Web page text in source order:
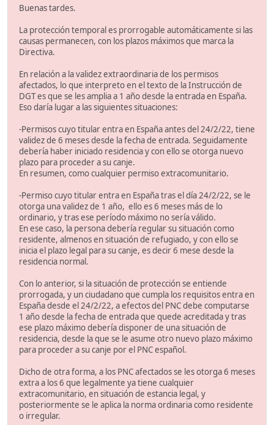
Buenas tardes.
La protección temporal es prorrogable automáticamente si las
causas permanecen, con los plazos máximos que marca la
Directiva.
En relación a la validez extraordinaria de los permisos
afectados, lo que interpreto en el texto de la Instrucción de
DGT es que se les amplia a 1 año desde la entrada en España.
Eso daría lugar a las siguientes situaciones:
-Permisos cuyo titular entra en España antes del 24/2/22, tiene
validez de 6 meses desde la fecha de entrada. Seguidamente
debería haber iniciado residencia y con ello se otorga nuevo
plazo para proceder a su canje.
En resumen, como cualquier permiso extracomunitario.
-Permiso cuyo titular entra en España tras el día 24/2/22, se le
otorga una validez de 1 año, ello es 6 meses más de lo
ordinario, y tras ese período máximo no sería válido.
En ese caso, la persona debería regular su situación como
residente, almenos en situación de refugiado, y con ello se
inicia el plazo legal para su canje, es decir 6 mese desde la
residencia normal.
Con lo anterior, si la situación de protección se entiende
prorrogada, y un ciudadano que cumpla los requisitos entra en
España desde el 24/2/22, a efectos del PNC debe computarse
1 año desde la fecha de entrada que quede acreditada y tras
ese plazo máximo debería disponer de una situación de
residencia, desde la que se le asume otro nuevo plazo máximo
para proceder a su canje por el PNC español.
Dicho de otra forma, a los PNC afectados se les otorga 6 meses
extra a los 6 que legalmente ya tiene cualquier
extracomunitario, en situación de estancia legal, y
posteriormente se le aplica la norma ordinaria como residente
o irregular.